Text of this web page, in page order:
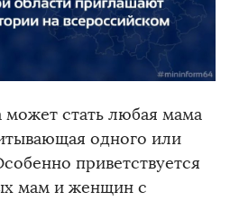
может стать любая мама
одного или
приветствуется
мам и женщин с